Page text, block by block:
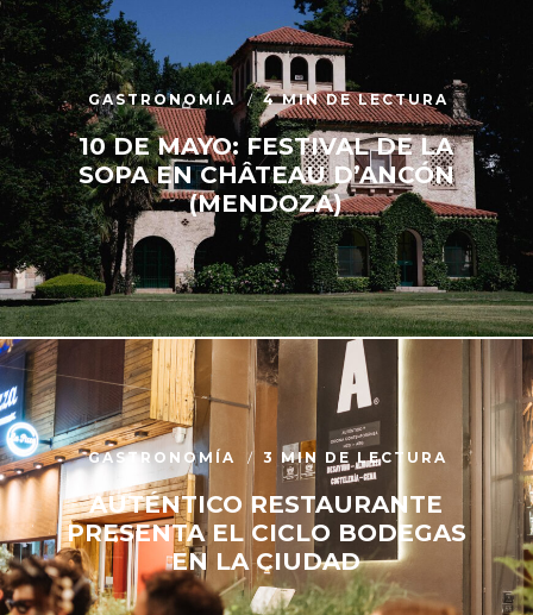
GASTRONOMÍA 4 MIN DE LECTURA
10 DE MAYO: FESTIVAL DE LA
SOPA EN CHÂTEAU D’ANCÓN
(MENDOZA)
GASTRONOMÍA 3 MIN DE LECTURA
AUTÉNTICO RESTAURANTE
PRESENTA EL CICLO BODEGAS
EN LA CIUDAD